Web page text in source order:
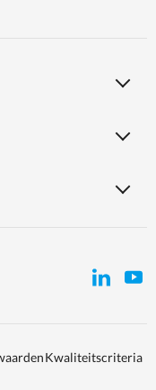
Kwaliteitscriteria